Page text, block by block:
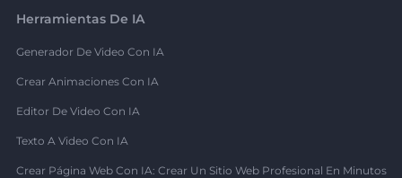
Herramientas De IA
Generador De Video Con IA
Crear Animaciones Con IA
Editor De Video Con IA
Texto A Video Con IA
Crear Página Web Con IA: Crear Un Sitio Web Profesional En Minutos